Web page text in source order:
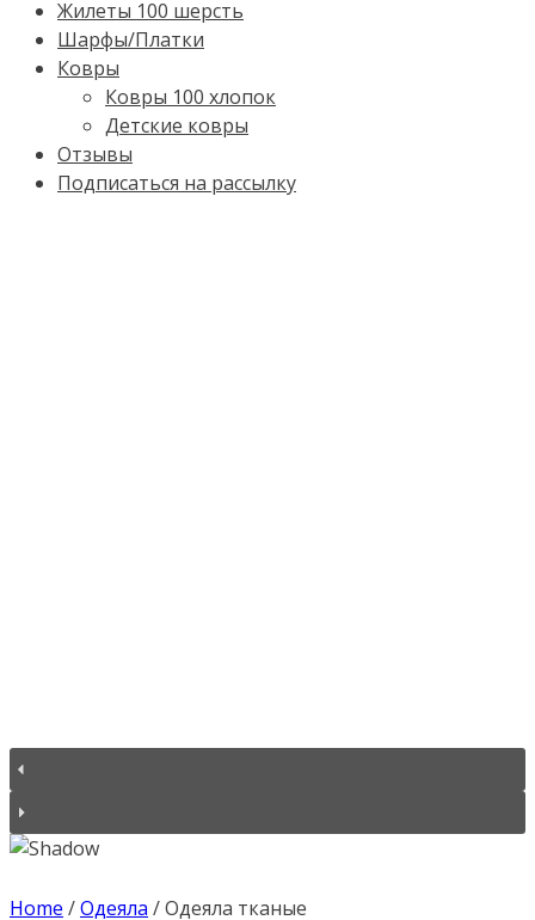
Жилеты 100 шерсть
Шарфы/Платки
Ковры
Ковры 100 хлопок
Детские ковры
Отзывы
Подписаться на рассылку
Home /Одеяла /Одеяла тканые